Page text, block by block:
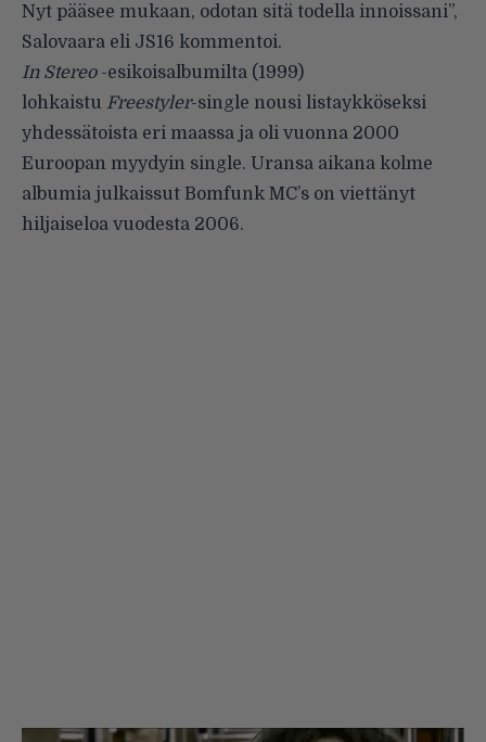
Nyt pääsee mukaan, odotan sitä todella innoissani”,
Salovaara eli JS16 kommentoi.
In Stereo-esikoisalbumilta (1999)
lohkaistu Freestyler-single nousi listaykköseksi
yhdessätoista eri maassa ja oli vuonna 2000
Euroopan myydyin single. Uransa aikana kolme
albumia julkaissut Bomfunk MC’s on viettänyt
hiljaiseloa vuodesta 2006.